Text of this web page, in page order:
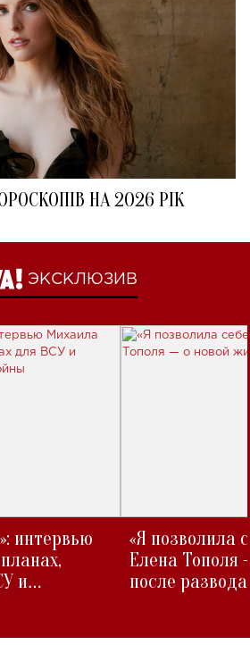
НА 2026 РІК
ЭКСКЛЮЗИВ
интервью
и
«Я позволила
Елена Тополя
после развода